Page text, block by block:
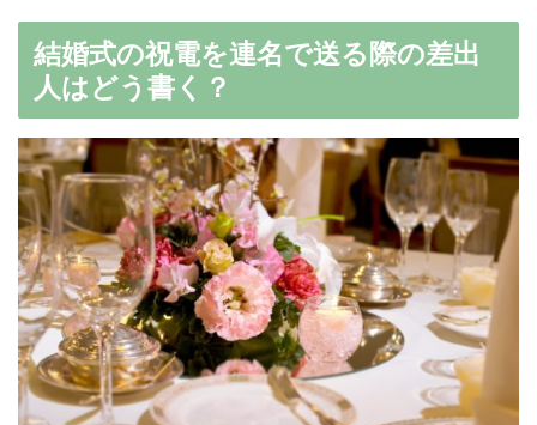
結婚式の祝電を連名で送る際の差出
人はどう書く？